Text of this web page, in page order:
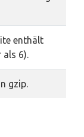
enthält
als 6).
gzip.